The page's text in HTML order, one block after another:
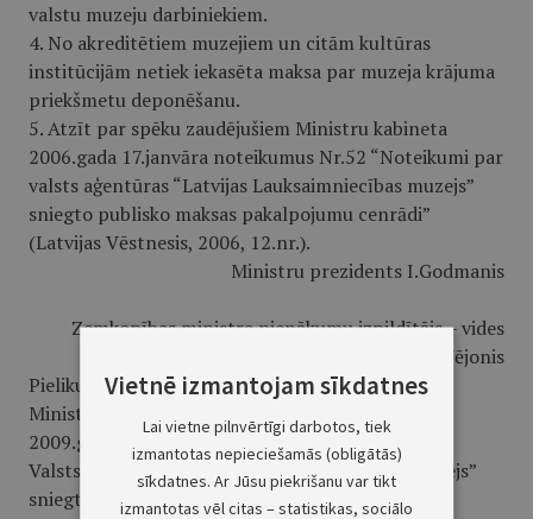
valstu muzeju darbiniekiem.
4. No akreditētiem muzejiem un citām kultūras
institūcijām netiek iekasēta maksa par muzeja krājuma
priekšmetu deponēšanu.
5. Atzīt par spēku zaudējušiem Ministru kabineta
2006.gada 17.janvāra noteikumus Nr.52 “Noteikumi par
valsts aģentūras “Latvijas Lauksaimniecības muzejs”
sniegto publisko maksas pakalpojumu cenrādi”
(Latvijas Vēstnesis, 2006, 12.nr.).
Ministru prezidents I.Godmanis
Zemkopības ministra pienākumu izpildītājs – vides
ministrs R.Vējonis
Pielikums
Ministru kabineta
2009.gada 24.februāra noteikumiem Nr.179
Valsts aģentūras “Latvijas Lauksaimniecības muzejs”
sniegto publisko maksas pakalpojumu cenrādis
Vietnē izmantojam sīkdatnes
Lai vietne pilnvērtīgi darbotos, tiek
izmantotas nepieciešamās (obligātās)
sīkdatnes. Ar Jūsu piekrišanu var tikt
izmantotas vēl citas – statistikas, sociālo